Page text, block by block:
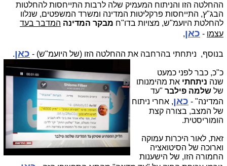
ההחלטה הזו והניתוח המעמיק שלה לרבות התייחסות להחלטות
הבג"ץ, התייחסות פרקליטות המדינה ומשרד המשפטים, שנלוו
להחלטת היועמ"ש, מצויות בדו"ח מבקר המדינה המדבר בעד
עצמו - כאן,
בנוסף, ניתחתי בהרחבה את ההחלטה הזו (של היועמ"ש) - כאן.
כ"כ, כבר לפני כמעט
שנה ניתחתי את מהימנותו
של שלמה פילבר "עד
המדינה" - כאן, אחרי ניתוח
של המצב, בצורה קצת
הומוריסטית.
זאת, לאור היכרות עמוקה
וארוכה של הסיטואציה
החמורה הזו, של הישענות